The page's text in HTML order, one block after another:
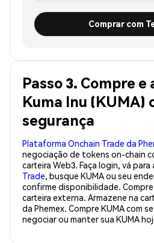
Comprar com
Passo 3. Compre e
Kuma Inu (KUMA)
segurança
Plataforma Onchain Trade da
negociação de tokens on-chain
carteira Web3. Faça login, vá para
Trade, busque KUMA ou seu
confirme disponibilidade. Compre
carteira externa. Armazene na
da Phemex. Compre KUMA com
negociar ou manter sua KUMA